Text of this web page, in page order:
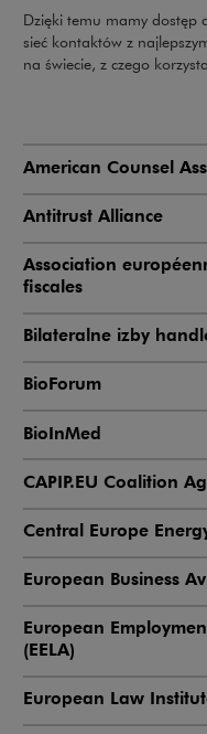
Dzięki temu mamy dostęp
sieć kontaktów z
na świecie, z czego
American Counsel
Antitrust Alliance
Association
fiscales
Bilateralne izby
BioForum
BioInMed
CAPIP.EU Coalition
Central Europe
European Business
European
(EELA)
European Law